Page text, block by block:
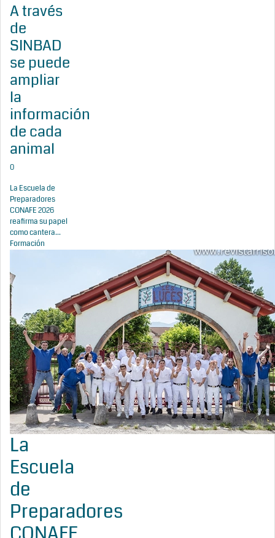
A través
de
SINBAD
se puede
ampliar
la
información
de cada
animal
0
La Escuela de
Preparadores
CONAFE 2026
reafirma su papel
como cantera...
Formación
La
Escuela
de
Preparadores